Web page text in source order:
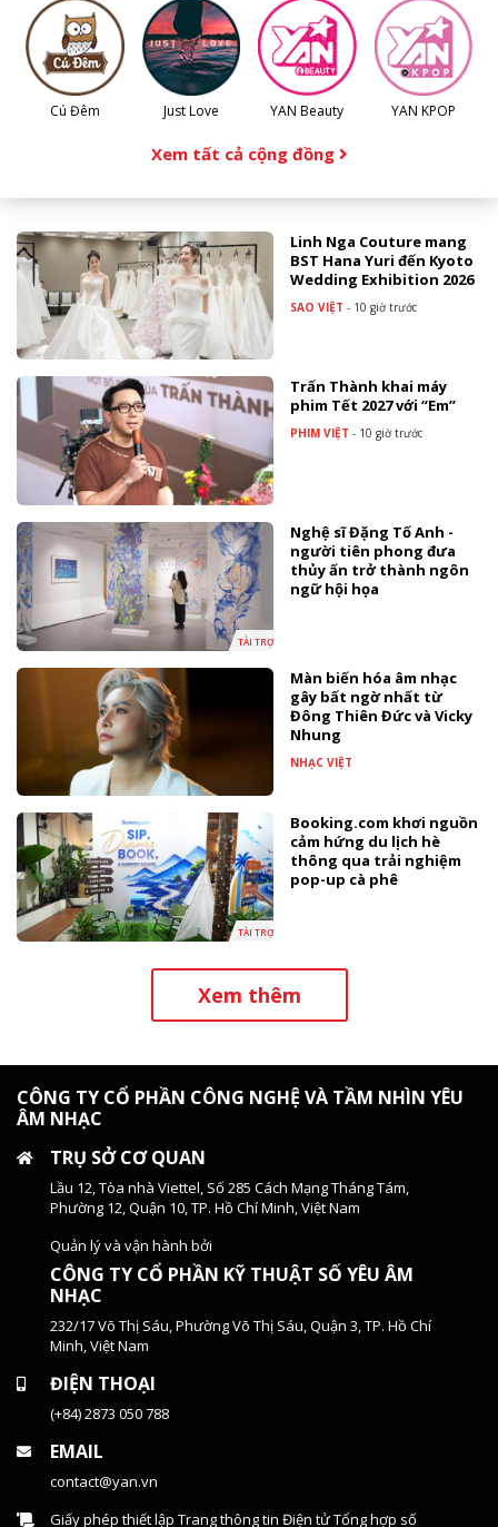
Cú Đêm Just Love YAN Beauty YAN KPOP
Xem tất cả cộng đồng
Linh Nga Couture mang
BST Hana Yuri đến Kyoto
Wedding Exhibition 2026
SAO VIỆT - 10 giờ trước
Trấn Thành khai máy
phim Tết 2027 với “Em”
PHIM VIỆT - 10 giờ trước
TÀI TRỢ
Nghệ sĩ Đặng Tố Anh -
người tiên phong đưa
thủy ấn trở thành ngôn
ngữ hội họa
Màn biến hóa âm nhạc
gây bất ngờ nhất từ
Đông Thiên Đức và Vicky
Nhung
NHẠC VIỆT
TÀI TRỢ
Booking.com khơi nguồn
cảm hứng du lịch hè
thông qua trải nghiệm
pop-up cà phê
Xem thêm
CÔNG TY CỔ PHẦN CÔNG NGHỆ VÀ TẦM NHÌN YÊU
ÂM NHẠC
TRỤ SỞ CƠ QUAN
Lầu 12, Tòa nhà Viettel, Số 285 Cách Mạng Tháng Tám,
Phường 12, Quận 10, TP. Hồ Chí Minh, Việt Nam
Quản lý và vận hành bởi
CÔNG TY CỔ PHẦN KỸ THUẬT SỐ YÊU ÂM
NHẠC
232/17 Võ Thị Sáu, Phường Võ Thị Sáu, Quận 3, TP. Hồ Chí
Minh, Việt Nam
ĐIỆN THOẠI
(+84) 2873 050 788
EMAIL
contact@yan.vn
Giấy phép thiết lập Trang thông tin Điện tử Tổng hợp số